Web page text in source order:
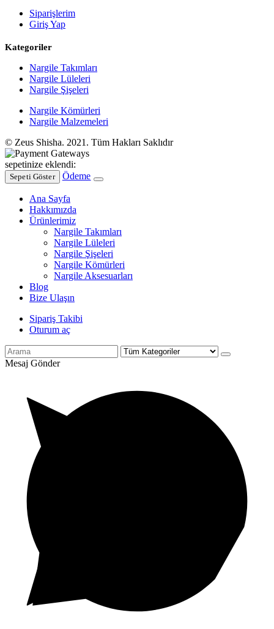
Siparişlerim
Giriş Yap
Kategoriler
Nargile Takımları
Nargile Lüleleri
Nargile Şişeleri
Nargile Kömürleri
Nargile Malzemeleri
© Zeus Shisha. 2021. Tüm Hakları Saklıdır
sepetinize eklendi:
Sepeti Göster Ödeme
Ana Sayfa
Hakkımızda
Ürünlerimiz
Nargile Takımları
Nargile Lüleleri
Nargile Şişeleri
Nargile Kömürleri
Nargile Aksesuarları
Blog
Bize Ulaşın
Sipariş Takibi
Oturum aç
Mesaj Gönder